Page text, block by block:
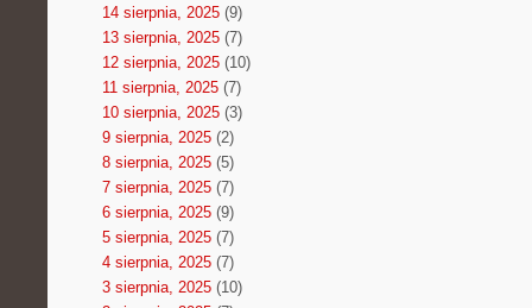
14 sierpnia, 2025(9)
13 sierpnia, 2025(7)
12 sierpnia, 2025(10)
11 sierpnia, 2025(7)
10 sierpnia, 2025(3)
9 sierpnia, 2025(2)
8 sierpnia, 2025(5)
7 sierpnia, 2025(7)
6 sierpnia, 2025(9)
5 sierpnia, 2025(7)
4 sierpnia, 2025(7)
3 sierpnia, 2025(10)